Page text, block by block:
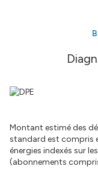
garage parfait pour le
Côté confort, vous
complétée par un
A visiter sans tarder !!!
Les informations sur
Montant estimé des
standard est compris
énergies indexés sur
(abonnements